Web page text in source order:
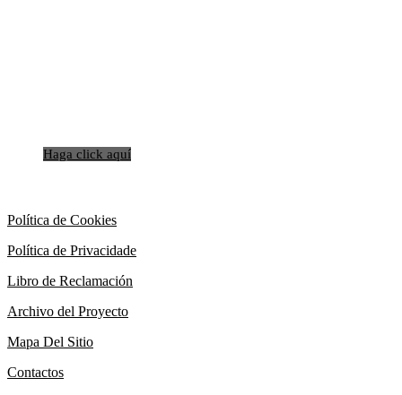
Haga click aquí
Política de Cookies
Política de Privacidade
Libro de Reclamación
Archivo del Proyecto
Mapa Del Sitio
Contactos